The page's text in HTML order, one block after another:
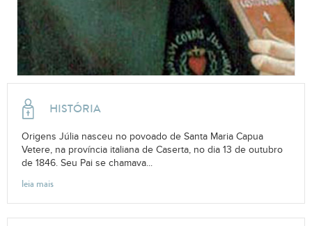
HISTÓRIA
Origens Júlia nasceu no povoado de Santa Maria Capua
Vetere, na província italiana de Caserta, no dia 13 de outubro
de 1846. Seu Pai se chamava...
leia mais